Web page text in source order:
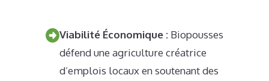
Viabilité Économique : Biopousses
défend une agriculture créatrice
d’emplois locaux en soutenant des